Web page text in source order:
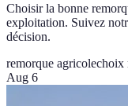
Choisir la bonne
exploitation. Suivez
décision.
remorque agricolechoix
Aug 6